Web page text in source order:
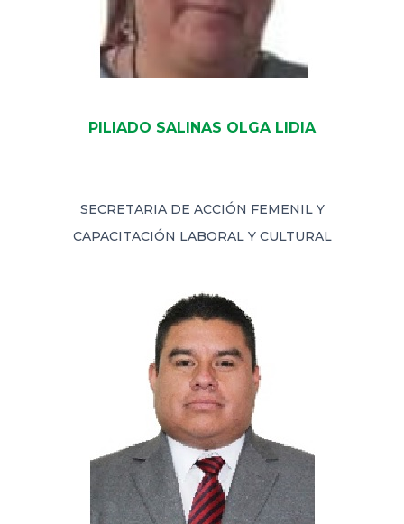
PILIADO SALINAS OLGA LIDIA
SECRETARIA DE ACCIÓN FEMENIL Y
CAPACITACIÓN LABORAL Y CULTURAL